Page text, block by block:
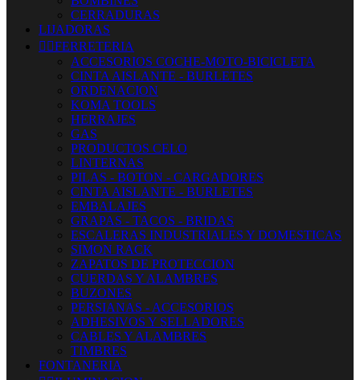
CERRADURAS
LIJADORAS
 FERRETERIA
ACCESORIOS COCHE-MOTO-BICICLETA
CINTA AISLANTE - BURLETES
ORDENACION
KOMA TOOLS
HERRAJES
GAS
PRODUCTOS CELO
LINTERNAS
PILAS - BOTON - CARGADORES
CINTA AISLANTE - BURLETES
EMBALAJES
GRAPAS - TACOS - BRIDAS
ESCALERAS INDUSTRIALES Y DOMESTICAS
SIMON RACK
ZAPATOS DE PROTECCION
CUERDAS Y ALAMBRES
BUZONES
PERSIANAS - ACCESORIOS
ADHESIVOS Y SELLADORES
CABLES Y ALAMBRES
TIMBRES
FONTANERIA